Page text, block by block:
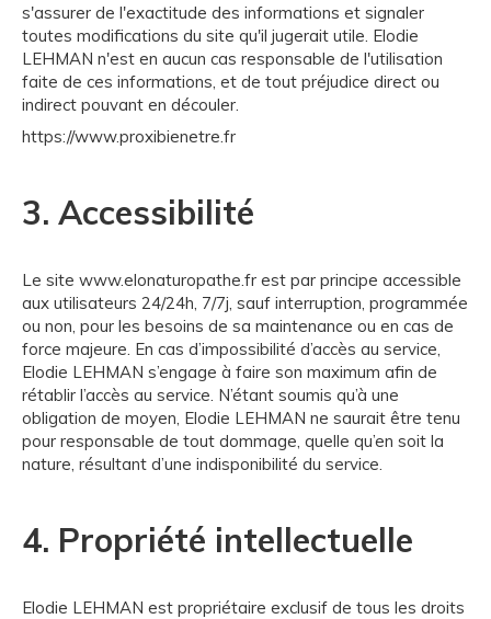
s'assurer de l'exactitude des informations et signaler
toutes modifications du site qu'il jugerait utile. Elodie
LEHMAN n'est en aucun cas responsable de l'utilisation
faite de ces informations, et de tout préjudice direct ou
indirect pouvant en découler.
https://www.proxibienetre.fr
3. Accessibilité
Le site www.elonaturopathe.fr est par principe accessible
aux utilisateurs 24/24h, 7/7j, sauf interruption, programmée
ou non, pour les besoins de sa maintenance ou en cas de
force majeure. En cas d’impossibilité d’accès au service,
Elodie LEHMAN s’engage à faire son maximum afin de
rétablir l’accès au service. N’étant soumis qu’à une
obligation de moyen, Elodie LEHMAN ne saurait être tenu
pour responsable de tout dommage, quelle qu’en soit la
nature, résultant d’une indisponibilité du service.
4. Propriété intellectuelle
Elodie LEHMAN est propriétaire exclusif de tous les droits